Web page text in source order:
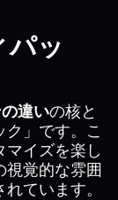
ッ
違いの核と
」です。こ
イズを楽し
視覚的な雰囲
ています。